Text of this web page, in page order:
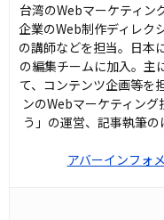
台湾のWebマーケティン
企業のWeb制作ディレク
の講師などを担当。日本
の編集チームに加入。主
て、コンテンツ企画等を
ンのWebマーケティン
う」の運営、記事執筆
アバーインフォ